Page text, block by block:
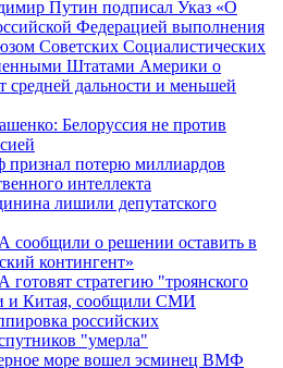
Путин подписал Указ «О
Федерацией выполнения
Советских Социалистических
Штатами Америки о
средней дальности и меньшей
Белоруссия не против
признал потерю миллиардов
интеллекта
лишили депутатского
о решении оставить в
контингент»
стратегию "троянского
и Китая, сообщили СМИ
российских
"умерла"
море вошел эсминец ВМФ